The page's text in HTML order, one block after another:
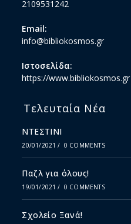
2109531242
Email:
info@bibliokosmos.gr
Ιστοσελίδα:
https://www.bibliokosmos.gr
Τελευταία Νέα
ΝΤΕΣΤΙΝΙ
20/01/2021 / 0 COMMENTS
Παζλ για όλους!
19/01/2021 / 0 COMMENTS
Σχολείο Ξανά!